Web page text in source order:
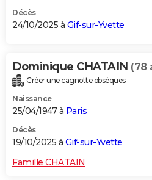
Décès
24/10/2025 à Gif-sur-Yvette
Dominique CHATAIN (78
Créer une cagnotte obsèques
Naissance
25/04/1947 à Paris
Décès
19/10/2025 à Gif-sur-Yvette
Famille CHATAIN